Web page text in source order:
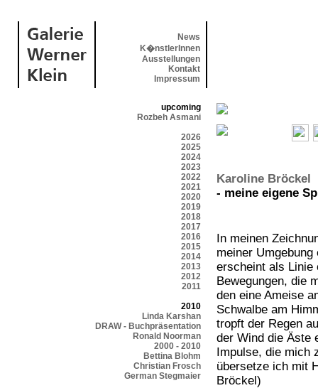
News
K�nstlerInnen
Ausstellungen
Kontakt
Impressum
upcoming
Rozbeh Asmani
2026
2025
2024
2023
2022
2021
2020
2019
2018
2017
2016
2015
2014
2013
2012
2011
2010
Linda Karshan
DRAW - Buchpräsentation
Ronald Noorman
2000 - 2010
Bettina Blohm
Christian Frosch
German Stegmaier
Karoline Bröckel
- meine eigene
In meinen
meiner
erscheint als Linie
Bewegungen, die
den eine Ameise
Schwalbe am
tropft der Regen
der Wind die Äste
Impulse, die mich
übersetze ich mit
Bröckel)